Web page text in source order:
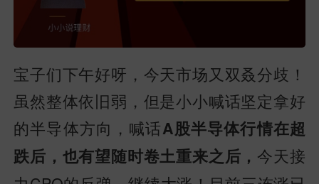
宝子们下午好呀，今天市场又双叒分歧！
虽然整体依旧弱，但是小小喊话坚定拿好
的半导体方向，喊话A股半导体行情在超
跌后，也有望随时卷土重来之后， 今天接